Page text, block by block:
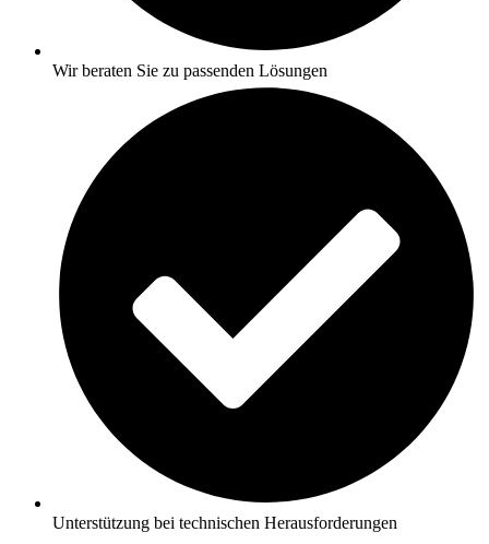
Wir beraten Sie zu passenden Lösungen
Unterstützung bei technischen Herausforderungen